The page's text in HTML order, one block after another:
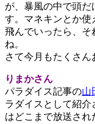
が、暴風の中で頭
す。マネキンとか使
飛んでいったら、そ
ね。
さて今月もたくさん
りまかさん
パラダイス記事の山
ラダイスとして紹
はどこまで放送さ